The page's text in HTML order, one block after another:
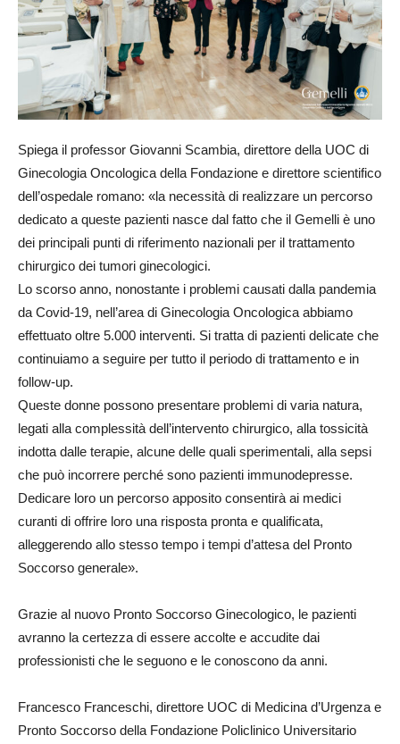
Spiega il professor Giovanni Scambia, direttore della UOC di
Ginecologia Oncologica della Fondazione e direttore scientifico
dell’ospedale romano: «la necessità di realizzare un percorso
dedicato a queste pazienti nasce dal fatto che il Gemelli è uno
dei principali punti di riferimento nazionali per il trattamento
chirurgico dei tumori ginecologici.
Lo scorso anno, nonostante i problemi causati dalla pandemia
da Covid-19, nell’area di Ginecologia Oncologica abbiamo
effettuato oltre 5.000 interventi. Si tratta di pazienti delicate che
continuiamo a seguire per tutto il periodo di trattamento e in
follow-up.
Queste donne possono presentare problemi di varia natura,
legati alla complessità dell’intervento chirurgico, alla tossicità
indotta dalle terapie, alcune delle quali sperimentali, alla sepsi
che può incorrere perché sono pazienti immunodepresse.
Dedicare loro un percorso apposito consentirà ai medici
curanti di offrire loro una risposta pronta e qualificata,
alleggerendo allo stesso tempo i tempi d’attesa del Pronto
Soccorso generale».
Grazie al nuovo Pronto Soccorso Ginecologico, le pazienti
avranno la certezza di essere accolte e accudite dai
professionisti che le seguono e le conoscono da anni.
Francesco Franceschi, direttore UOC di Medicina d’Urgenza e
Pronto Soccorso della Fondazione Policlinico Universitario